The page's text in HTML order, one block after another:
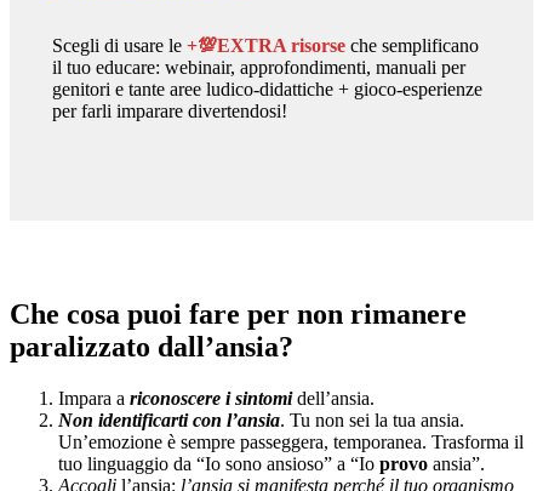
Scegli di usare le +💯EXTRA risorseche semplificano
il tuo educare: webinair, approfondimenti, manuali per
genitori e tante aree ludico-didattiche + gioco-esperienze
per farli imparare divertendosi!
Che cosa puoi fare per non rimanere
paralizzato dall’ansia?
Impara a riconoscere i sintomidell’ansia.
Non identificarti con l’ansia. Tu non sei la tua ansia.
Un’emozione è sempre passeggera, temporanea. Trasforma il
tuo linguaggio da “Io sono ansioso” a “Io provo ansia”.
Accogli l’ansia: l’ansia si manifesta perché il tuo organismo